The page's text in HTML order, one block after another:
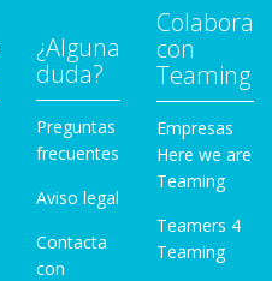
¿Alguna
duda?
Preguntas
frecuentes
Aviso legal
Contacta
con
Colabora
con
Teaming
Empresas
Here we are
Teaming
Teamers 4
Teaming